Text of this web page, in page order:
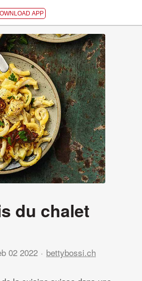
APP
du chalet
02 2022 bettybossi.ch